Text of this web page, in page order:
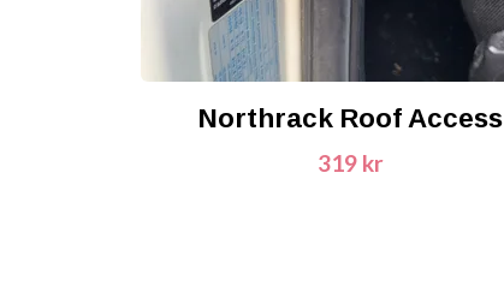
Northrack Roof Access
319 kr